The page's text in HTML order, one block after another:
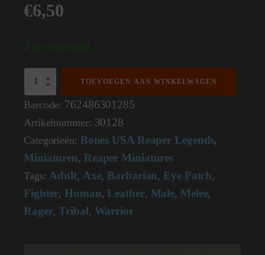
€6,50
2 op voorraad
Bertok
Brave
aantal
TOEVOEGEN AAN WINKELWAGEN
Barcode: 762486301285
Artikelnummer: 30128
Categorieën: Bones USA Reaper Legends,
Miniaturen, Reaper Miniatures
Tags:Adult, Axe, Barbarian, Eye Patch,
Fighter, Human, Leather, Male, Melee,
Rager,Tribal, Warrior